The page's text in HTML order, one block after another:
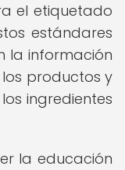
el etiquetado
estándares
la información
productos y
ingredientes
la educación